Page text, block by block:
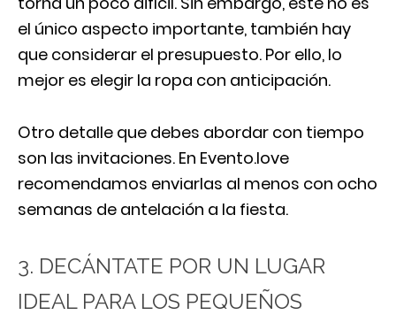
el único aspecto importante, también hay
que considerar el presupuesto. Por ello, lo
mejor es elegir la ropa con anticipación.
Otro detalle que debes abordar con tiempo
son las invitaciones. En Evento.love
recomendamos enviarlas al menos con ocho
semanas de antelación a la fiesta.
3. DECÁNTATE POR UN LUGAR
IDEAL PARA LOS PEQUEÑOS